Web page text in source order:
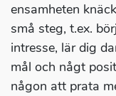
ensamheten
små steg, t.ex.
intresse, lär dig
mål och någt
någon att prata